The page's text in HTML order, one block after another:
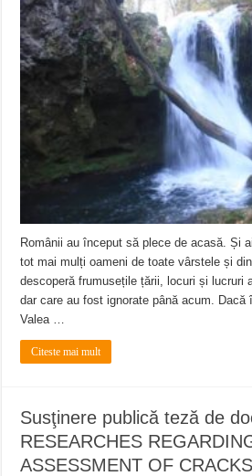
Românii au început să plece de acasă. Și
tot mai mulți oameni de toate vârstele și
descoperă frumusețile țării, locuri și lucruri
dar care au fost ignorate până acum.
Valea …
Citeste mai mult
Susţinere publică teză de
RESEARCHES
ASSESSMENT OF